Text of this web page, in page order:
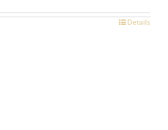
Details